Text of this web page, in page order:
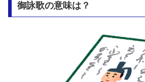
御詠歌の意味は？